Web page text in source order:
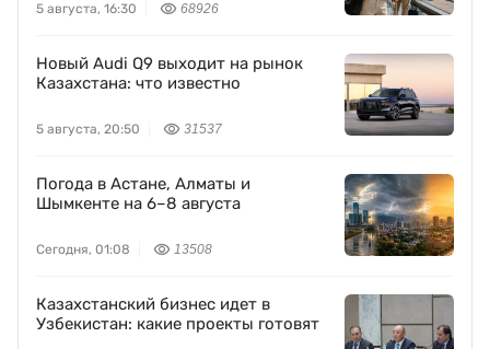
5 августа, 16:30 68926
Новый Audi Q9 выходит на рынок
Казахстана: что известно
5 августа, 20:50 31537
Погода в Астане, Алматы и
Шымкенте на 6–8 августа
Сегодня, 01:08 13508
Казахстанский бизнес идет в
Узбекистан: какие проекты готовят